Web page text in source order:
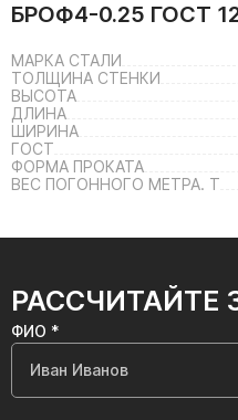
БРОФ4-0.25 ГОСТ
МАРКА СТАЛИ
ТОЛЩИНА СТЕНКИ
ВЫСОТА
ДЛИНА
ШИРИНА
ГОСТ
ФОРМА ПРОКАТА
ВЕС ПОГОННОГО МЕТРА. Т
РАССЧИТАЙТЕ
ФИО *